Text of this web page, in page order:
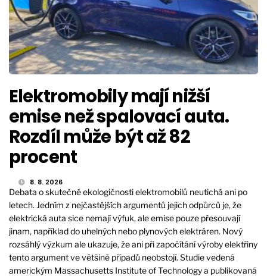
Elektromobily mají nižší
emise než spalovací auta.
Rozdíl může být až 82
procent
8. 8. 2026
Debata o skutečné ekologičnosti elektromobilů neutichá ani po
letech. Jedním z nejčastějších argumentů jejich odpůrců je, že
elektrická auta sice nemají výfuk, ale emise pouze přesouvají
jinam, například do uhelných nebo plynových elektráren. Nový
rozsáhlý výzkum ale ukazuje, že ani při započítání výroby elektřiny
tento argument ve většině případů neobstojí. Studie vedená
americkým Massachusetts Institute of Technology a publikovaná